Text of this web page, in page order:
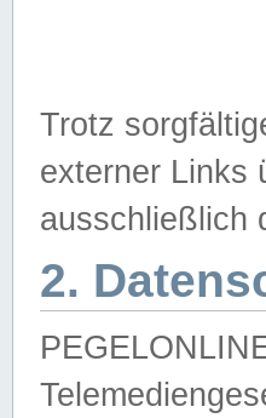
Trotz
externer Links
ausschließlich
2.